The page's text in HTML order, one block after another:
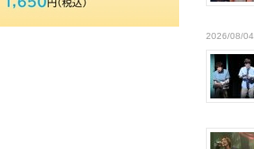
2026/08/04